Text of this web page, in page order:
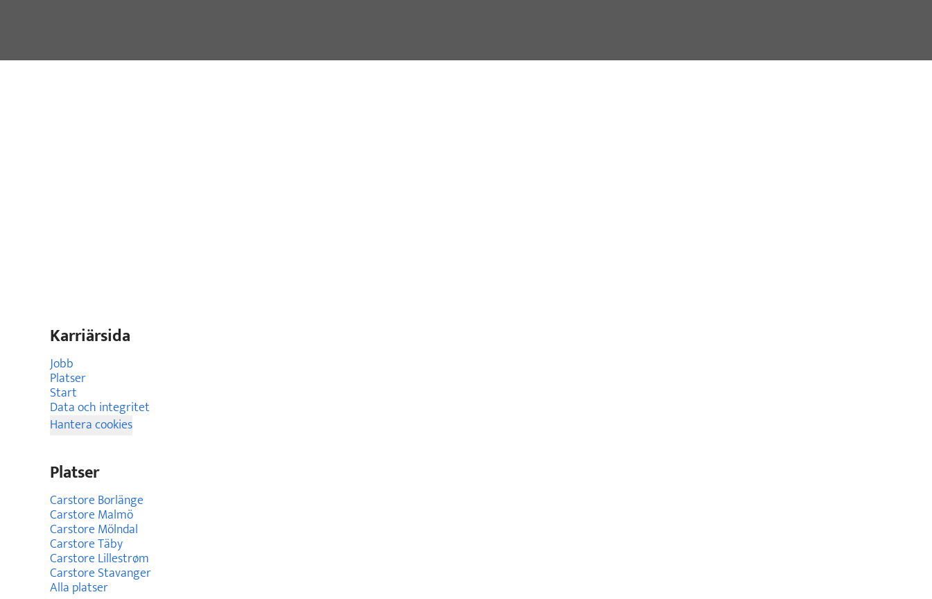
Karriärsida
Jobb
Platser
Start
Data och integritet
Hantera cookies
Platser
Carstore Borlänge
Carstore Malmö
Carstore Mölndal
Carstore Täby
Carstore Lillestrøm
Carstore Stavanger
Alla platser